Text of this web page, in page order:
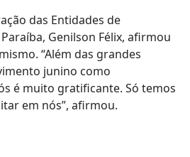
das Entidades de
Genilson Félix, afirmou
“Além das grandes
junino como
é muito gratificante. Só temos
em nós”, afirmou.